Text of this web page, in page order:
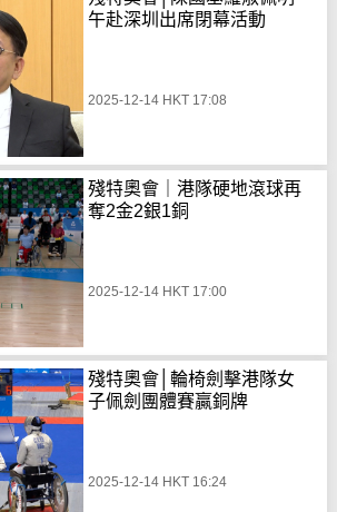
午赴深圳出席閉幕活動
2025-12-14 HKT 17:08
殘特奧會｜港隊硬地滾球再
奪2金2銀1銅
2025-12-14 HKT 17:00
殘特奧會│輪椅劍擊港隊女
子佩劍團體賽贏銅牌
2025-12-14 HKT 16:24